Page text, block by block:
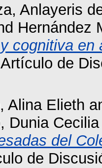
Anlayeris
Hernández
cognitiva en
Artículo de
Alina Elieth
Dunia Cecilia
del
de